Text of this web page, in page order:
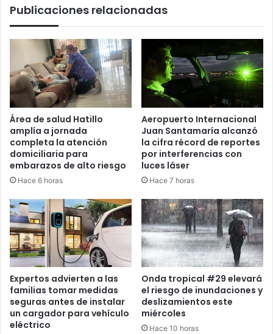
Publicaciones relacionadas
Área de salud Hatillo
amplía a jornada
completa la atención
domiciliaria para
embarazos de alto riesgo
Hace 6 horas
Aeropuerto Internacional
Juan Santamaría alcanzó
la cifra récord de reportes
por interferencias con
luces láser
Hace 7 horas
Expertos advierten a las
familias tomar medidas
seguras antes de instalar
un cargador para vehículo
eléctrico
Onda tropical #29 elevará
el riesgo de inundaciones y
deslizamientos este
miércoles
Hace 10 horas